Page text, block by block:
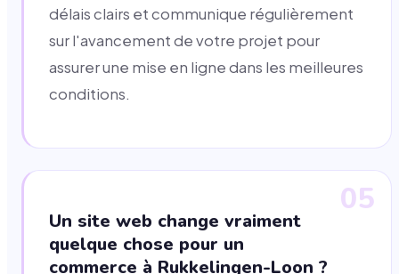
délais clairs et communique régulièrement
sur l'avancement de votre projet pour
assurer une mise en ligne dans les meilleures
conditions.
05
Un site web change vraiment
quelque chose pour un
commerce à Rukkelingen-Loon ?